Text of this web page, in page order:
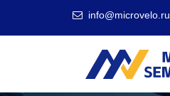
info@microvelo.ru